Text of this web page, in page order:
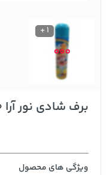
1 +
برف شادی نور آرا 300 میلی
ویژگی های محصول